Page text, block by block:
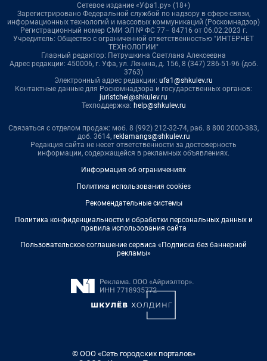
Сетевое издание «Уфа1.ру» (18+)
Зарегистрировано Федеральной службой по надзору в сфере связи,
информационных технологий и массовых коммуникаций (Роскомнадзор)
Регистрационный номер СМИ ЭЛ № ФС 77– 84716 от 06.02.2023 г.
Учредитель: Общество с ограниченной ответственностью "ИНТЕРНЕТ
ТЕХНОЛОГИИ"
Главный редактор: Петрушкина Светлана Алексеевна
Адрес редакции: 450006, г. Уфа, ул. Ленина, д. 156, 8 (347) 286-51-96 (доб.
3763)
Электронный адрес редакции: ufa1@shkulev.ru
Контактные данные для Роскомнадзора и государственных органов:
juristchel@shkulev.ru
Техподдержка: help@shkulev.ru
Связаться с отделом продаж: моб. 8 (992) 212-32-74, раб. 8 800 2000-383,
доб. 3614, reklamangs@shkulev.ru
Редакция сайта не несет ответственности за достоверность
информации, содержащейся в рекламных объявлениях.
Информация об ограничениях
Политика использования cookies
Рекомендательные системы
Политика конфиденциальности и обработки персональных данных и
правила использования сайта
Пользовательское соглашение сервиса «Подписка без баннерной
рекламы»
© ООО «Сеть городских порталов»